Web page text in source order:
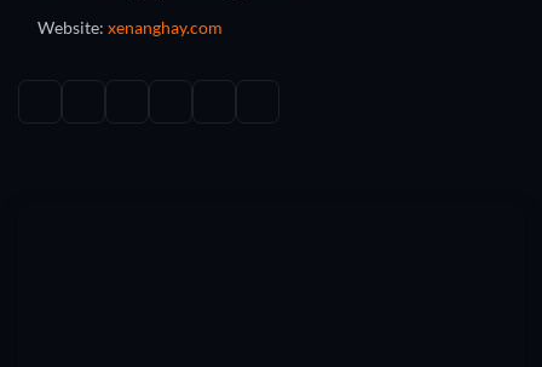
Website: xenanghay.com